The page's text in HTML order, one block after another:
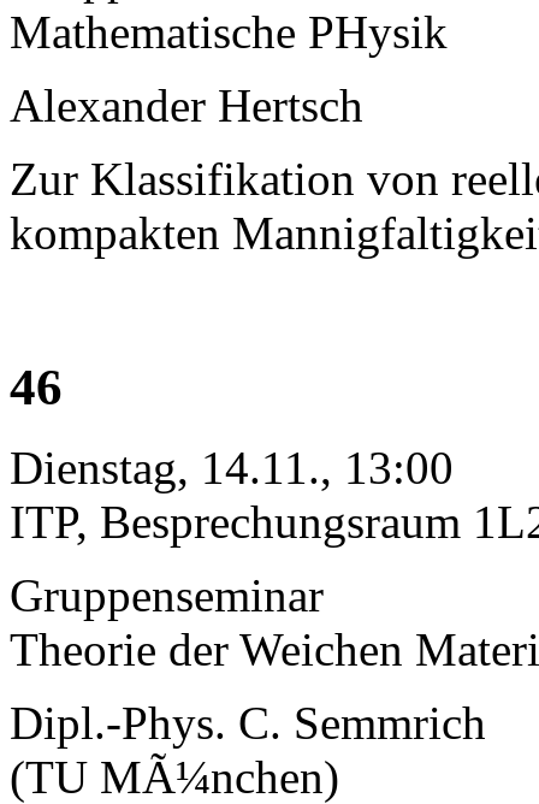
Mathematische PHysik
Alexander Hertsch
Zur Klassifikation von
kompakten
46
Dienstag, 14.11., 13:00
ITP, Besprechungsraum
Gruppenseminar
Theorie der Weichen
Dipl.-Phys. C. Semmrich
(TU MÃ¼nchen)